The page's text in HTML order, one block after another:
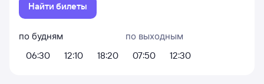
Найти билеты
по будням
06:30
12:10 18:20
по выходным
07:50
12:30